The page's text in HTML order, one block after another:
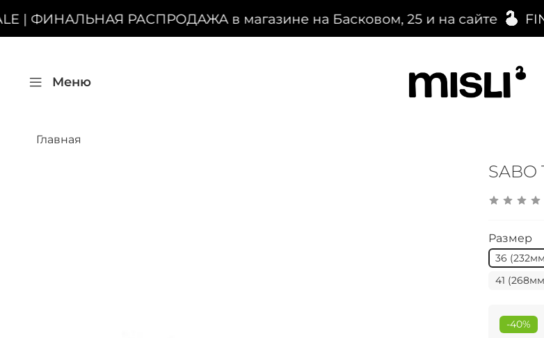
| ФИНАЛЬНАЯ РАСПРОДАЖА в магазине на Басковом, 25 и на сайте
Меню
Главная
SABO
Размер
36
41
-40%